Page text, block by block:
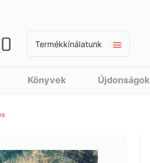
Termékkínálatunk
Könyvek Újdonságok